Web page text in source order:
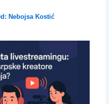
Nebojsa Kostić